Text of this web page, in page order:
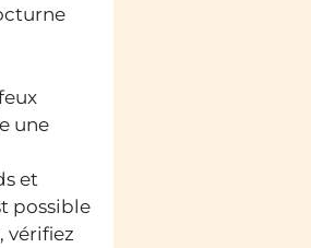
une
et
possible
vérifiez